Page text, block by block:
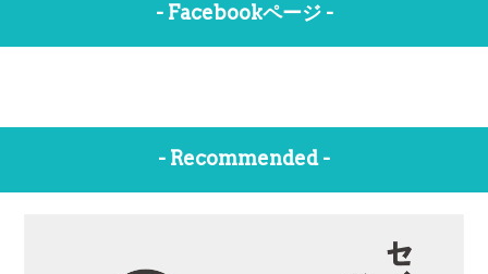
- Facebookページ -
- Recommended -